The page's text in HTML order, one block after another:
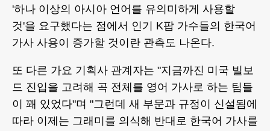
'하나 이상의 아시아 언어를 유의미하게 사용할
것'을 요구했다는 점에서 인기 K팝 가수들의 한국어
가사 사용이 증가할 것이란 관측도 나온다.
또 다른 가요 기획사 관계자는 "지금까진 미국 빌보
드 진입을 고려해 곡 전체를 영어 가사로 하는 팀들
이 꽤 있었다"며 "그런데 새 부문과 규정이 신설됨에
따라 이제는 그래미를 의식해 반대로 한국어 가사를